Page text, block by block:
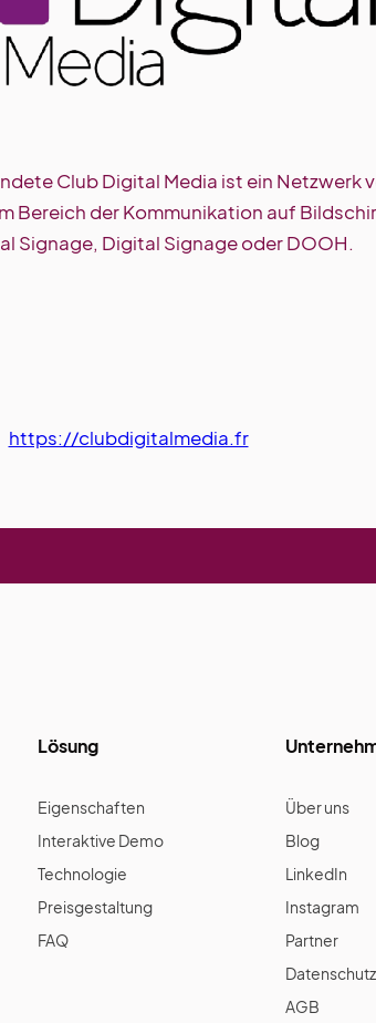
Club Digital Media ist ein Netzwerk
Bereich der Kommunikation auf
Signage, Digital Signage oder DOOH.
https://clubdigitalmedia.fr
Lösung
Eigenschaften
Interaktive Demo
Technologie
Preisgestaltung
FAQ
Über uns
Blog
LinkedIn
Instagram
Partner
Datenschutz
AGB